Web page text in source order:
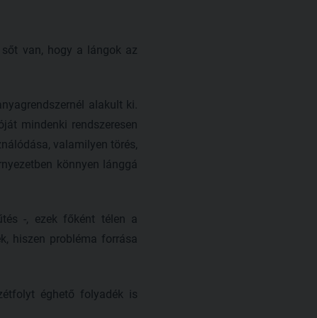
van, hogy a lángok az
alakult ki.
mindenki rendszeresen
valamilyen törés,
könnyen lánggá
-, ezek főként télen a
hiszen probléma forrása
éghető folyadék is